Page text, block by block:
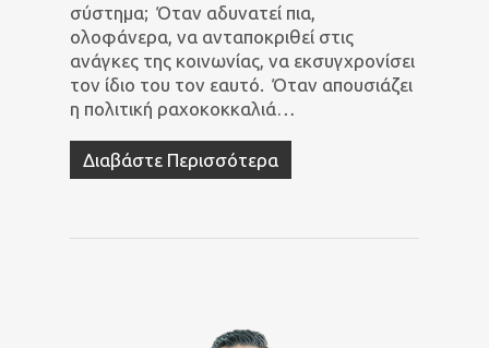
σύστημα; Όταν αδυνατεί πια,
ολοφάνερα, να ανταποκριθεί στις
ανάγκες της κοινωνίας, να εκσυγχρονίσει
τον ίδιο του τον εαυτό. Όταν απουσιάζει
η πολιτική ραχοκοκκαλιά…
Διαβάστε Περισσότερα